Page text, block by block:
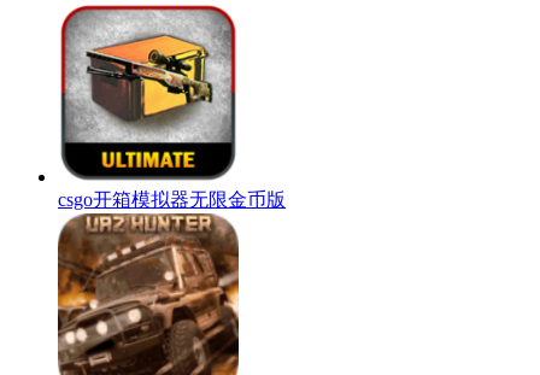
csgo开箱模拟器无限金币版